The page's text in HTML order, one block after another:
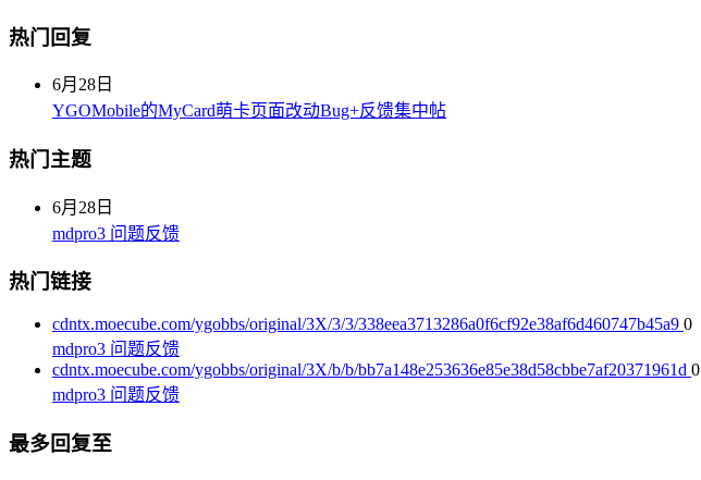
热门回复
6月28日
YGOMobile的MyCard萌卡页面改动Bug+反馈集中帖
热门主题
6月28日
mdpro3 问题反馈
热门链接
cdntx.moecube.com/ygobbs/original/3X/3/3/338eea3713286a0f6cf92e38af6d460747b45a9 0
mdpro3 问题反馈
cdntx.moecube.com/ygobbs/original/3X/b/b/bb7a148e253636e85e38d58cbbe7af20371961d 0
mdpro3 问题反馈
最多回复至